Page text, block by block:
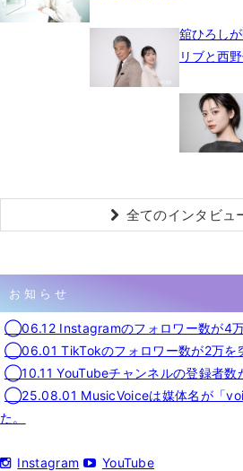
舘ひろし
リブと西
全てのインタビュ
お知らせ
◯06.12 Instagramのフォロワー数が4万
◯06.01 TikTokのフォロワー数が2万を
◯10.11 YouTubeチャンネルの登録者数
◯25.08.01 MusicVoiceは媒体名が「
た。
Instagram YouTube